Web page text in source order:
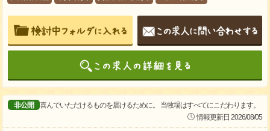
非公開
喜んでいただけるものを届けるために。 当牧場はすべてにこだわります。
情報更新日 2026/08/05